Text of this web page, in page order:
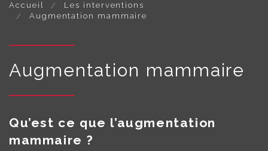
Contact
Accueil
Les interventions
Augmentation mammaire
Augmentation mammaire
Qu’est ce que l’augmentation
mammaire ?